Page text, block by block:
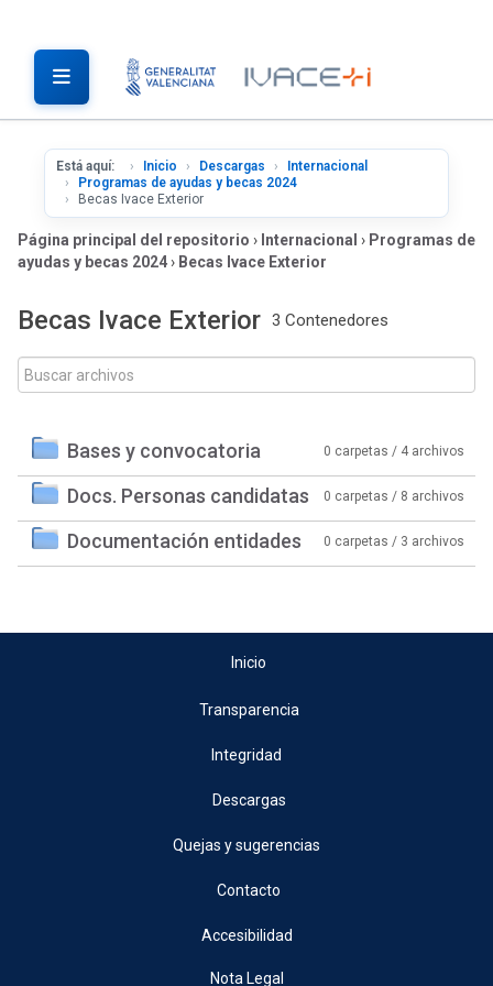
Está aquí: Inicio Descargas
Internacional
Programas de ayudas y becas 2024
Becas Ivace Exterior
Página principal del repositorio › Internacional › Programas de
ayudas y becas 2024› Becas Ivace Exterior
Becas Ivace Exterior 3 Contenedores
Bases y convocatoria 0 carpetas / 4 archivos
Docs. Personas candidatas 0 carpetas / 8 archivos
Documentación entidades 0 carpetas / 3 archivos
Inicio
Transparencia
Integridad
Descargas
Quejas y sugerencias
Contacto
Accesibilidad
Nota Legal